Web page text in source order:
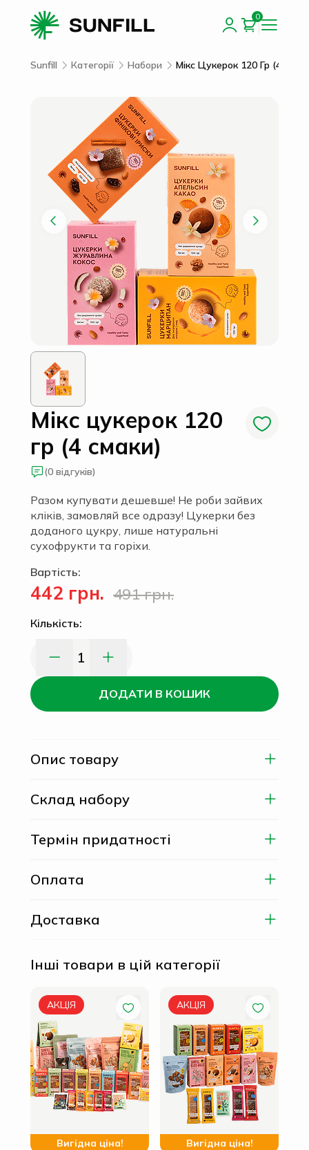
0
Sunfill Категорії Набори Мікс Цукерок 120 Гр (4
Мікс цукерок 120
гр (4 смаки)
(0 відгуків)
Разом купувати дешевше! Не роби зайвих
кліків, замовляй все одразу! Цукерки без
доданого цукру, лише натуральні
сухофрукти та горіхи.
Вартість:
442 грн. 491 грн.
Кількість:
1
ДОДАТИ В КОШИК
Опис товару
Склад набору
Термін придатності
Оплата
Доставка
Інші товари в цій категорії
АКЦІЯ
Вигідна ціна!
АКЦІЯ
Вигідна ціна!